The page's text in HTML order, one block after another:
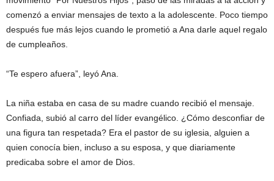
comenzó a enviar mensajes de texto a la adolescente. Poco tiempo
después fue más lejos cuando le prometió a Ana darle aquel regalo
de cumpleaños.
“Te espero afuera”, leyó Ana.
La niña estaba en casa de su madre cuando recibió el mensaje.
Confiada, subió al carro del líder evangélico. ¿Cómo desconfiar de
una figura tan respetada? Era el pastor de su iglesia, alguien a
quien conocía bien, incluso a su esposa, y que diariamente
predicaba sobre el amor de Dios.